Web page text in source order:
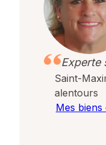
Experte
Saint-
alentours
Mes biens